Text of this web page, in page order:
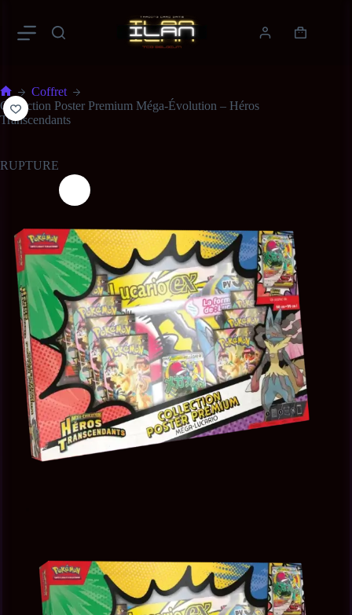
Coffret
Collection Poster Premium Méga-Évolution – Héros
Transcendants
RUPTURE